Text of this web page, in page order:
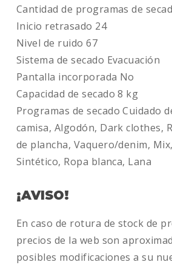
Cantidad de programas de
Inicio retrasado 24
Nivel de ruido 67
Sistema de secado Evacuación
Pantalla incorporada No
Capacidad de secado 8 kg
Programas de secado Cuidado
camisa, Algodón, Dark clothes,
de plancha, Vaquero/denim,
Sintético, Ropa blanca, Lana
¡AVISO!
En caso de rotura de stock de
precios de la web son
posibles modificaciones a su